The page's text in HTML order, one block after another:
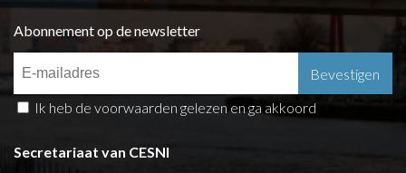
Abonnement op de newsletter
Ik heb de voorwaarden gelezen en ga akkoord
Secretariaat van CESNI